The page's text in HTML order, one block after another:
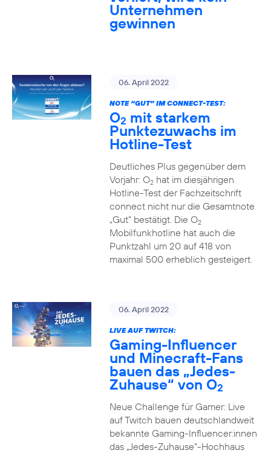
Unternehmen
gewinnen
06. April 2022
NOTE “GUT” IM CONNECT-TEST:
O2 mit starkem
Punktezuwachs im
Hotline-Test
Deutliches Plus gegenüber dem
Vorjahr: O2hat im diesjährigen
Hotline-Test der Fachzeitschrift
connect nicht nur die Gesamtnote
„Gut“ bestätigt. Die O2
Mobilfunkhotline hat auch die
Punktzahl um 20 auf 418 von
maximal 500 erheblich gesteigert.
06. April 2022
LIVE AUF TWITCH:
Gaming-Influencer
und Minecraft-Fans
bauen das „Jedes-
Zuhause“ von O2
Neue Challenge für Gamer: Live
auf Twitch bauen deutschlandweit
bekannte Gaming-Influencer:innen
das „Jedes-Zuhause“-Hochhaus